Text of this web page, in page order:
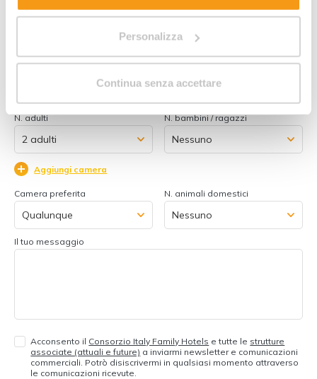
Personalizza
Continua senza accettare
Data di partenza
N. adulti N. bambini / ragazzi
Aggiungi camera
Camera preferita N. animali domestici
Il tuo messaggio
Acconsento il Consorzio Italy Family Hotels e tutte le strutture
associate (attuali e future) a inviarmi newsletter e comunicazioni
commerciali. Potrò disiscrivermi in qualsiasi momento attraverso
le comunicazioni ricevute.